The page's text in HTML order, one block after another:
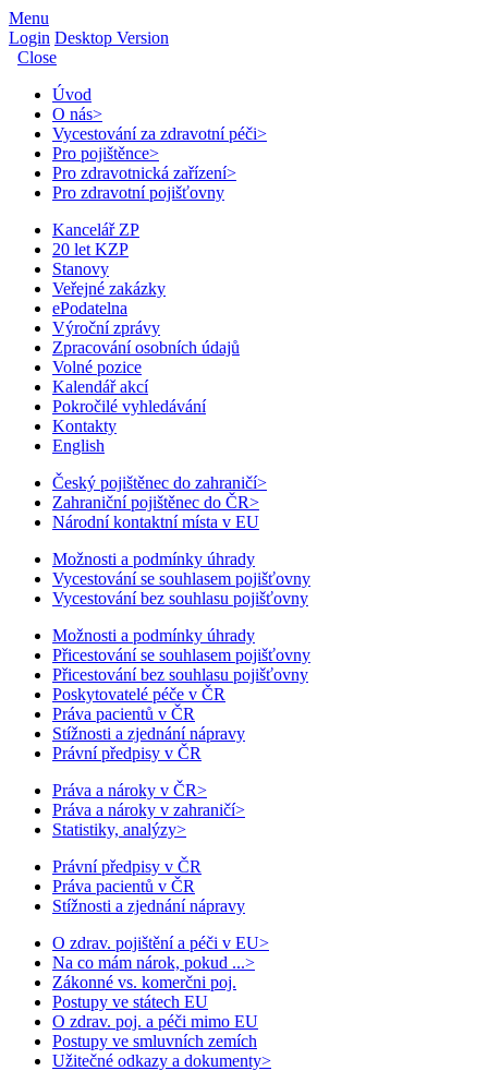
Menu
Login Desktop Version
Close
Úvod
O nás>
Vycestování za zdravotní péči>
Pro pojištěnce>
Pro zdravotnická zařízení>
Pro zdravotní pojišťovny
Kancelář ZP
20 let KZP
Stanovy
Veřejné zakázky
ePodatelna
Výroční zprávy
Zpracování osobních údajů
Volné pozice
Kalendář akcí
Pokročilé vyhledávání
Kontakty
English
Český pojištěnec do zahraničí>
Zahraniční pojištěnec do ČR>
Národní kontaktní místa v EU
Možnosti a podmínky úhrady
Vycestování se souhlasem pojišťovny
Vycestování bez souhlasu pojišťovny
Možnosti a podmínky úhrady
Přicestování se souhlasem pojišťovny
Přicestování bez souhlasu pojišťovny
Poskytovatelé péče v ČR
Práva pacientů v ČR
Stížnosti a zjednání nápravy
Právní předpisy v ČR
Práva a nároky v ČR>
Práva a nároky v zahraničí>
Statistiky, analýzy>
Právní předpisy v ČR
Práva pacientů v ČR
Stížnosti a zjednání nápravy
O zdrav. pojištění a péči v EU>
Na co mám nárok, pokud ...>
Zákonné vs. komerčni poj.
Postupy ve státech EU
O zdrav. poj. a péči mimo EU
Postupy ve smluvních zemích
Užitečné odkazy a dokumenty>